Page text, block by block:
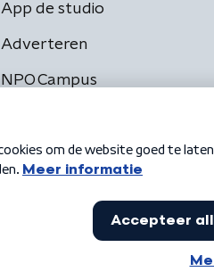
App de studio
Adverteren
NPO Campus